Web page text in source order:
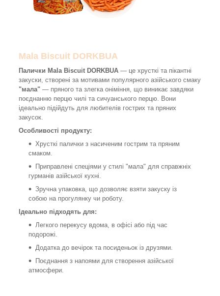
Mala Biscuit DORKBUA
Палички Mala Biscuit DORKBUA — це хрусткі та пікантні
закуски, створені за мотивами популярного азійського смаку
"мала" — пряного та злегка оніміння, що виникає завдяки
поєднанню перцю чилі та сичуанського перцю. Вони
ідеально підійдуть для любителів гострих та пряних
закусок.
Особливості продукту:
Хрусткі палички з насиченим гострим та пряним
смаком.
Приправлені спеціями у стилі "мала" для справжніх
гурманів азійської кухні.
Зручна упаковка, що дозволяє взяти закуску із
собою на прогулянку чи роботу.
Ідеально підходять для:
Легкого перекусу вдома, в офісі або під час
подорожі.
Додатка до вечірок та посиденьок із друзями.
Поєднання з напоями для створення азійської
атмосфери.